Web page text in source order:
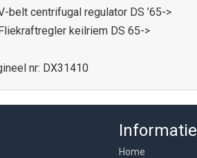
belt centrifugal regulator DS ’65->
keilriem DS 65->
nr: DX31410
Informatie
Home